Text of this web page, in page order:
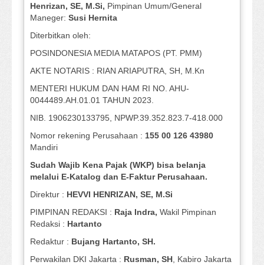
Henrizan, SE, M.Si, Pimpinan Umum/General
Maneger: Susi Hernita
Diterbitkan oleh:
POSINDONESIA MEDIA MATAPOS (PT. PMM)
AKTE NOTARIS : RIAN ARIAPUTRA, SH, M.Kn
MENTERI HUKUM DAN HAM RI NO. AHU-
0044489.AH.01.01 TAHUN 2023.
NIB. 1906230133795, NPWP.39.352.823.7-418.000
Nomor rekening Perusahaan : 155 00 126 43980
Mandiri
Sudah Wajib Kena Pajak (WKP) bisa belanja
melalui E-Katalog dan E-Faktur Perusahaan.
Direktur : HEVVI HENRIZAN, SE, M.Si
PIMPINAN REDAKSI : Raja Indra, Wakil Pimpinan
Redaksi : Hartanto
Redaktur : Bujang Hartanto, SH.
Perwakilan DKI Jakarta : Rusman, SH, Kabiro Jakarta